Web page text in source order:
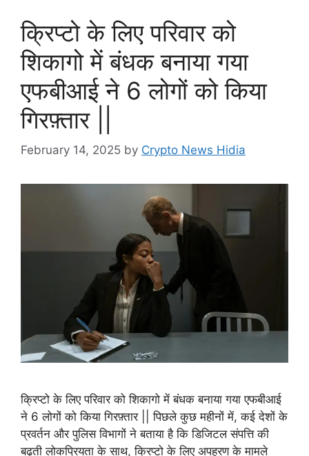
क्रिप्टो के लिए परिवार को
शिकागो में बंधक बनाया गया
एफबीआई ने 6 लोगों को किया
गिरफ़्तार ||
February 14, 2025 by Crypto News Hidia
क्रिप्टो के लिए परिवार को शिकागो में बंधक बनाया गया एफबीआई
ने 6 लोगों को किया गिरफ़्तार || पिछले कुछ महीनों में, कई देशों के
प्रवर्तन और पुलिस विभागों ने बताया है कि डिजिटल संपत्ति की
बढ़ती लोकप्रियता के साथ, क्रिप्टो के लिए अपहरण के मामले